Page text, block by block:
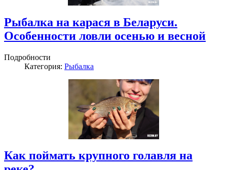
Рыбалка на карася в Беларуси.
Особенности ловли осенью и весной
Подробности
Категория: Рыбалка
Как поймать крупного голавля на